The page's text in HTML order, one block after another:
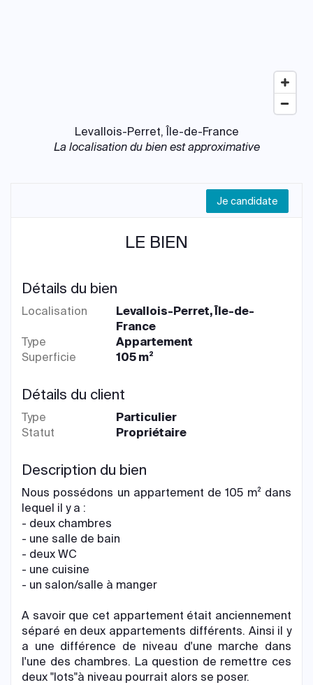
Levallois-Perret, Île-de-France
La localisation du bien est approximative
Je candidate
LE BIEN
Détails du bien
Localisation
Levallois-Perret, Île-de-
France
Type
Appartement
Superficie
105 m²
Détails du client
Type
Particulier
Statut
Propriétaire
Description du bien
Nous possédons un appartement de 105 m² dans
lequel il y a :
- deux chambres
- une salle de bain
- deux WC
- une cuisine
- un salon/salle à manger
A savoir que cet appartement était anciennement
séparé en deux appartements différents. Ainsi il y
a une différence de niveau d'une marche dans
l'une des chambres. La question de remettre ces
deux "lots"à niveau pourrait alors se poser.